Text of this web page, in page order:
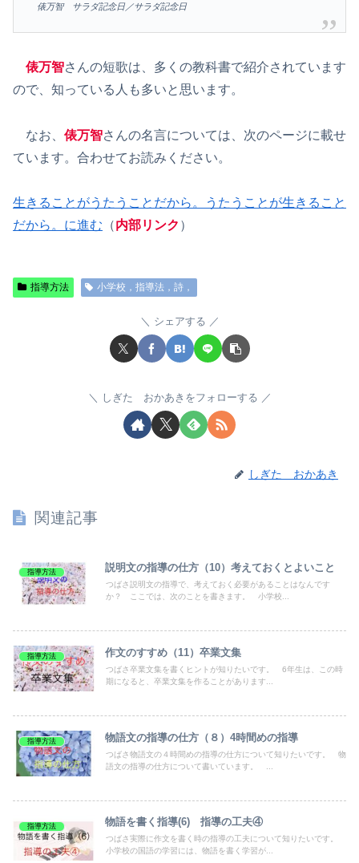
俵万智 サラダ記念日／サラダ記念日
俵万智さんの短歌は、多くの教科書で紹介されています
ので、知っている人も多いと思います。
なお、 俵万智さんの名言については、次のページに載せ
ています。合わせてお読みください。
生きることがうたうことだから。うたうことが生きること
だから。に進む （内部リンク ）
指導方法 小学校，指導法，詩，
シェアする
しぎた おかあきをフォローする
しぎた おかあき
関連記事
指導方法 説明文の指導の仕方（10）考えておくとよいこと
つばさ説明文の指導で、考えておく必要があることはなんです
か？ ここでは、次のことを書きます。 小学校...
指導方法 作文のすすめ（11）卒業文集
つばさ卒業文集を書くヒントが知りたいです。 6年生は、この時
期になると、卒業文集を作ることがあります...
指導方法 物語文の指導の仕方（８）4時間めの指導
つばさ物語文の４時間めの指導の仕方について知りたいです。 物
語文の指導の仕方について書いています。 ...
指導方法 物語を書く指導(6) 指導の工夫④
つばさ実際に作文を書く時の指導の工夫について知りたいです。
小学校の国語の学習には、物語を書く学習が...